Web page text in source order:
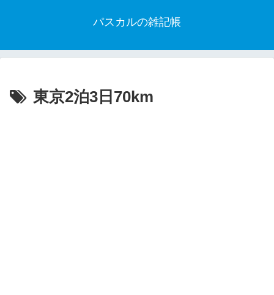
パスカルの雑記帳
東京2泊3日70km